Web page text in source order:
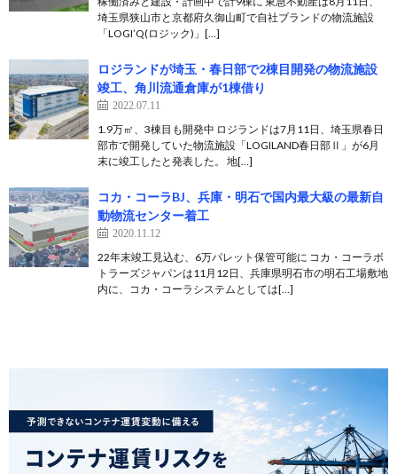
埼玉県狭山市と京都府久御山町で自社ブランドの物流施設
「LOGI’Q(ロジック)」[…]
ロジランドが埼玉・春日部で2棟目開発の物流施設
竣工、角川流通倉庫が1棟借り
2022.07.11
1.9万㎡、3棟目も開発中 ロジランドは7月11日、埼玉県春日
部市で開発していた物流施設「LOGILAND春日部Ⅱ」が6月
末に竣工したと発表した。 地[…]
コカ・コーラBJ、兵庫・明石で国内最大級の最新自
動物流センター着工
2020.11.12
22年末竣工見込む、6万パレット保管可能に コカ・コーラボ
トラーズジャパンは11月12日、兵庫県明石市の明石工場敷地
内に、コカ・コーラシステムとしては[…]